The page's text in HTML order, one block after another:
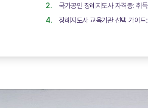
국가공인 장례지도사 자격증: 취
장례지도사 교육기관 선택 가이